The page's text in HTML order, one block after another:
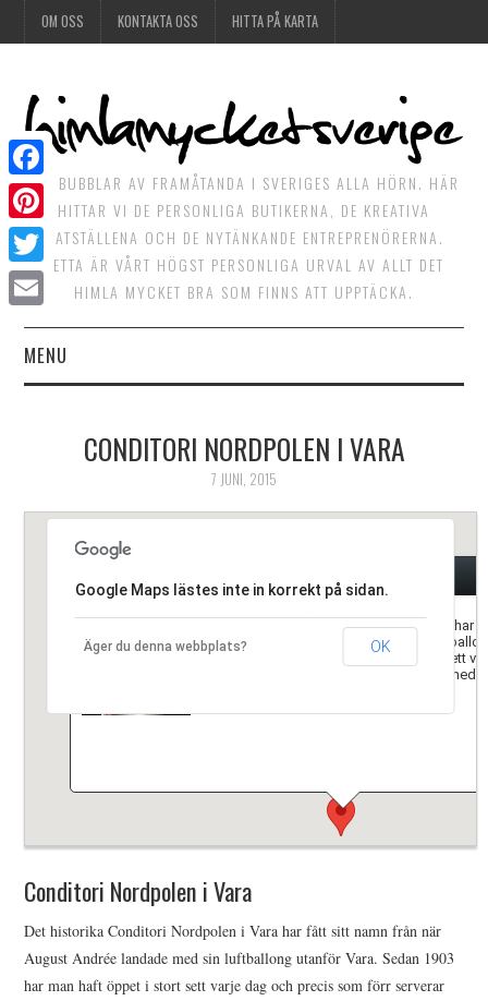
OM OSS KONTAKTA OSS HITTA PÅ KARTA
DET BUBBLAR AV FRAMÅTANDA I SVERIGES ALLA HÖRN. HÄR
HITTAR VI DE PERSONLIGA BUTIKERNA, DE KREATIVA
MATSTÄLLENA OCH DE NYTÄNKANDE ENTREPRENÖRERNA.
DETTA ÄR VÅRT HÖGST PERSONLIGA URVAL AV ALLT DET
HIMLA MYCKET BRA SOM FINNS ATT UPPTÄCKA.
MENU
HIMLAGRÖNT
HIMLAMYSIGT
HIMLASNYGGT
VI MÖTER
CONDITORI NORDPOLEN I VARA
7 JUNI, 2015
Conditori Nordpolen i Vara
Det historika Conditori Nordpolen i Vara har
när August Andrée landade med sin
Sedan 1903 har man haft öppet i stort sett
som förr serverar man kaffe vid bordet med
Google Maps lästes inte in korrekt på sidan.
Äger du denna webbplats? OK
Conditori Nordpolen i Vara
Det historika Conditori Nordpolen i Vara har fått sitt namn från när
August Andrée landade med sin luftballong utanför Vara. Sedan 1903
har man haft öppet i stort sett varje dag och precis som förr serverar
Facebook
Pinterest
Twitter
Email